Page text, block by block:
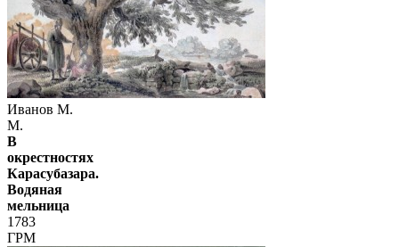
Иванов М.
М.
В
окрестностях
Карасубазара.
Водяная
мельница
1783
ГРМ